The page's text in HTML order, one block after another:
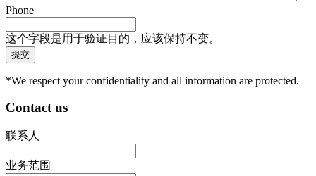
Phone
这个字段是用于验证目的，应该保持不变。
*We respect your confidentiality and all information are protected.
Contact us
联系人
业务范围